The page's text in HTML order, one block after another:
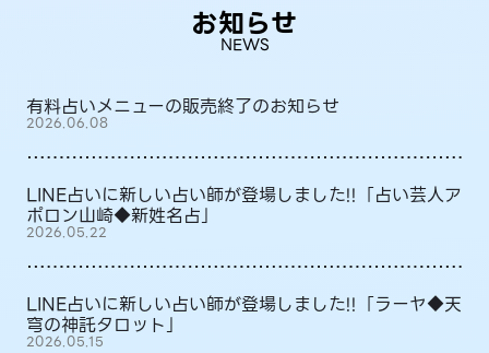
お知らせ
NEWS
有料占いメニューの販売終了のお知らせ
2026.06.08
LINE占いに新しい占い師が登場しました!!「占い芸人ア
ポロン山崎◆新姓名占」
2026.05.22
LINE占いに新しい占い師が登場しました!!「ラーヤ◆天
穹の神託タロット」
2026.05.15